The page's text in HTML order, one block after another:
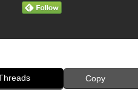
Copy